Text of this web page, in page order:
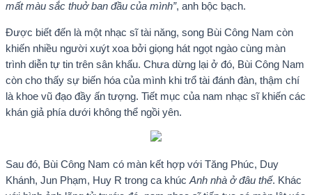
mất màu sắc thuở ban đầu của mình”, anh bộc bạch.
Được biết đến là một nhạc sĩ tài năng, song Bùi Công Nam còn
khiến nhiều người xuýt xoa bởi giọng hát ngọt ngào cùng màn
trình diễn tự tin trên sân khấu. Chưa dừng lại ở đó, Bùi Công Nam
còn cho thấy sự biến hóa của mình khi trổ tài đánh đàn, thậm chí
là khoe vũ đạo đầy ấn tượng. Tiết mục của nam nhạc sĩ khiến các
khán giả phía dưới không thể ngồi yên.
Sau đó, Bùi Công Nam có màn kết hợp với Tăng Phúc, Duy
Khánh, Jun Phạm, Huy R trong ca khúc Anh nhà ở đâu thế. Khác